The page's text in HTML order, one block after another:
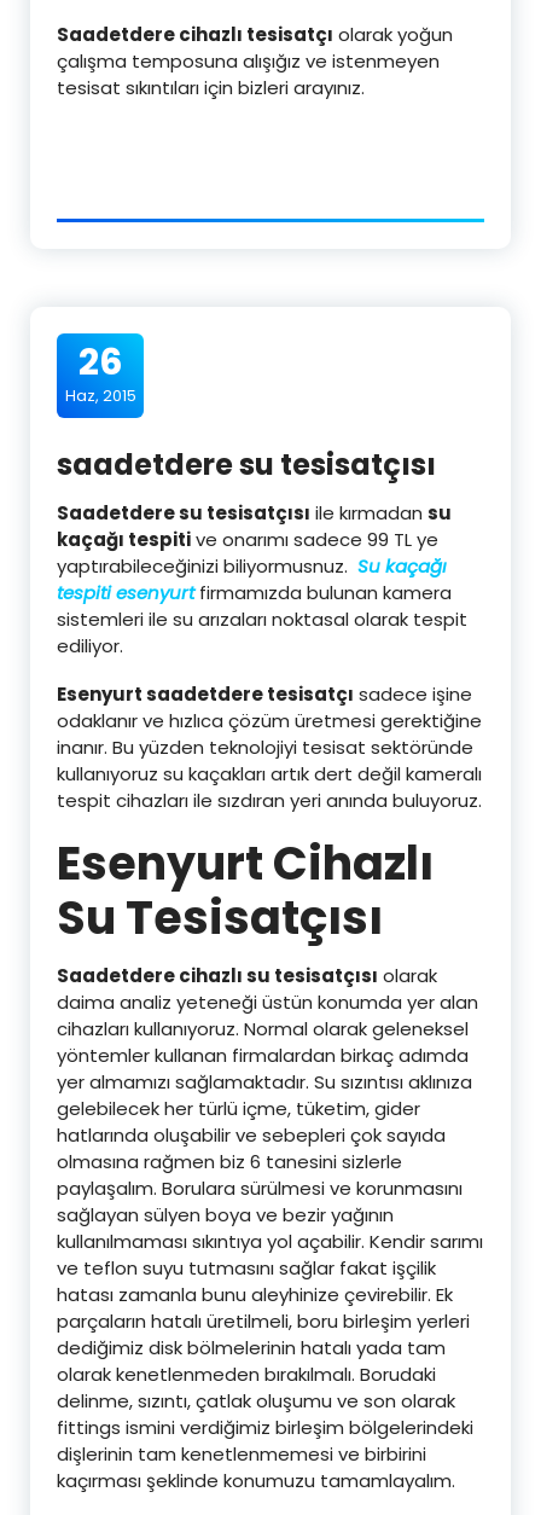
Saadetdere cihazlı tesisatçı olarak yoğun
çalışma temposuna alışığız ve istenmeyen
tesisat sıkıntıları için bizleri arayınız.
26
Haz, 2015
saadetdere su tesisatçısı
Saadetdere su tesisatçısı ile kırmadan su
kaçağı tespitive onarımı sadece 99 TL ye
yaptırabileceğinizi biliyormusnuz. Su kaçağı
tespiti esenyurtfirmamızda bulunan kamera
sistemleri ile su arızaları noktasal olarak tespit
ediliyor.
Esenyurt saadetdere tesisatçı sadece işine
odaklanır ve hızlıca çözüm üretmesi gerektiğine
inanır. Bu yüzden teknolojiyi tesisat sektöründe
kullanıyoruz su kaçakları artık dert değil kameralı
tespit cihazları ile sızdıran yeri anında buluyoruz.
Esenyurt Cihazlı
Su Tesisatçısı
Saadetdere cihazlı su tesisatçısı olarak
daima analiz yeteneği üstün konumda yer alan
cihazları kullanıyoruz. Normal olarak geleneksel
yöntemler kullanan firmalardan birkaç adımda
yer almamızı sağlamaktadır. Su sızıntısı aklınıza
gelebilecek her türlü içme, tüketim, gider
hatlarında oluşabilir ve sebepleri çok sayıda
olmasına rağmen biz 6 tanesini sizlerle
paylaşalım. Borulara sürülmesi ve korunmasını
sağlayan sülyen boya ve bezir yağının
kullanılmaması sıkıntıya yol açabilir. Kendir sarımı
ve teflon suyu tutmasını sağlar fakat işçilik
hatası zamanla bunu aleyhinize çevirebilir. Ek
parçaların hatalı üretilmeli, boru birleşim yerleri
dediğimiz disk bölmelerinin hatalı yada tam
olarak kenetlenmeden bırakılmalı. Borudaki
delinme, sızıntı, çatlak oluşumu ve son olarak
fittings ismini verdiğimiz birleşim bölgelerindeki
dişlerinin tam kenetlenmemesi ve birbirini
kaçırması şeklinde konumuzu tamamlayalım.